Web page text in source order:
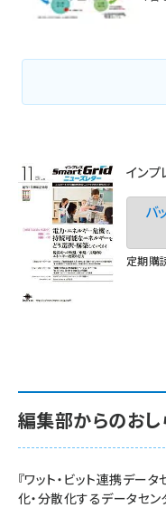
イン
バ
定期購
編集部からのおし
『ワット・ビット連携デ
化・分散化するデータセ